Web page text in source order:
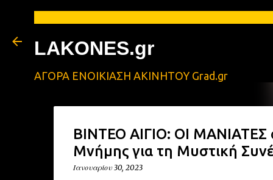
LAKONES.gr
ΑΓΟΡΑ ΕΝΟΙΚΙΑΣΗ ΑΚΙΝΗΤΟΥ Grad.gr
ΒΙΝΤΕΟ ΑΙΓΙΟ: ΟΙ ΜΑΝΙΑΤΕΣ
Μνήμης για τη Μυστική
Ιανουαρίου 30, 2023